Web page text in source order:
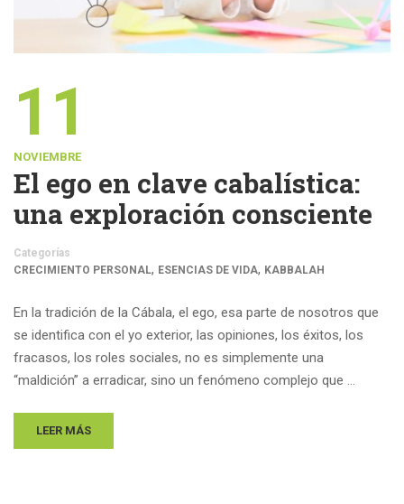
11
NOVIEMBRE
El ego en clave cabalística:
una exploración consciente
Categorías
CRECIMIENTO PERSONAL, ESENCIAS DE VIDA, KABBALAH
En la tradición de la Cábala, el ego, esa parte de nosotros que
se identifica con el yo exterior, las opiniones, los éxitos, los
fracasos, los roles sociales, no es simplemente una
“maldición” a erradicar, sino un fenómeno complejo que …
LEER MÁS